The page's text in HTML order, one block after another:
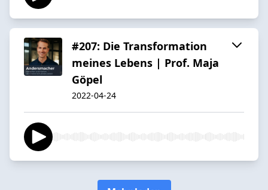
#207: Die Transformation
meines Lebens | Prof. Maja
Göpel
2022-04-24